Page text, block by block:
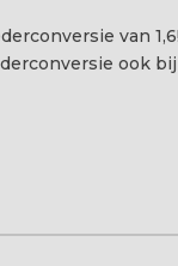
van
ook